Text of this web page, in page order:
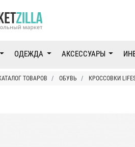
ОДЕЖДА АКСЕССУАРЫ
ТОВАРОВ ОБУВЬ КРОССОВКИ